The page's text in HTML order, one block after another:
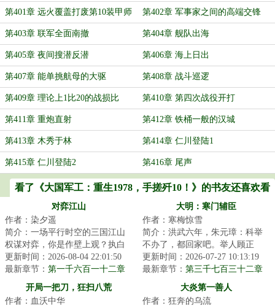
第401章 远火覆盖打废第10装甲师
团
第402章 军事家之间的高端交锋
第403章 联军全面南撤 第404章 舰队出海
第405章 夜间搜潜反潜 第406章 海上日出
第407章 能单挑航母的大驱 第408章 战斗巡逻
第409章 理论上1比20的战损比 第410章 第四次战役开打
第411章 重炮直射 第412章 铁桶一般的汉城
第413章 木秀于林 第414章 仁川登陆1
第415章 仁川登陆2 第416章 尾声
看了《大国军工：重生1978，手搓歼10！》的书友还喜欢看
对弈江山
作者：染夕遥
简介：一场平行时空的三国江山
权谋对弈，你是作壁上观？执白
子？抑或执黑子？...
更新时间：2026-08-04 22:01:50
最新章节： 第一千六百一十二章
尚书的“赎罪”
大明：寒门辅臣
作者：寒梅惊雪
简介：洪武六年，朱元璋：科举
不办了，都回家吧。举人顾正
臣：这路都走了，钱都借了，房
租都付了，你说不...
更新时间：2026-07-27 10:13:19
最新章节： 第三千七百三十二章
李成桂的屈从
开局一把刀，狂扫八荒
作者：血沃中华
大炎第一善人
作者：狂奔的乌流